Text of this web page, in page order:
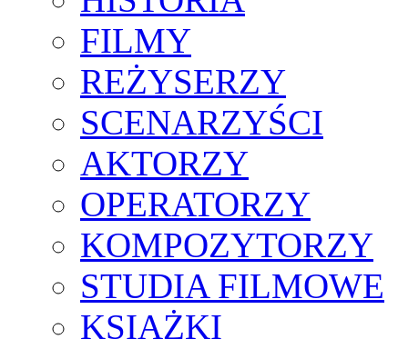
FILMY
REŻYSERZY
SCENARZYŚCI
AKTORZY
OPERATORZY
KOMPOZYTORZY
STUDIA FILMOWE
KSIĄŻKI